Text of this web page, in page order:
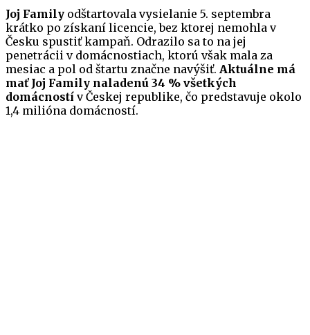
Joj Family odštartovala vysielanie 5. septembra
krátko po získaní licencie, bez ktorej nemohla v
Česku spustiť kampaň. Odrazilo sa to na jej
penetrácii v domácnostiach, ktorú však mala za
mesiac a pol od štartu značne navýšiť. Aktuálne má
mať Joj Family naladenú 34 % všetkých
domácností v Českej republike, čo predstavuje okolo
1,4 milióna domácností.